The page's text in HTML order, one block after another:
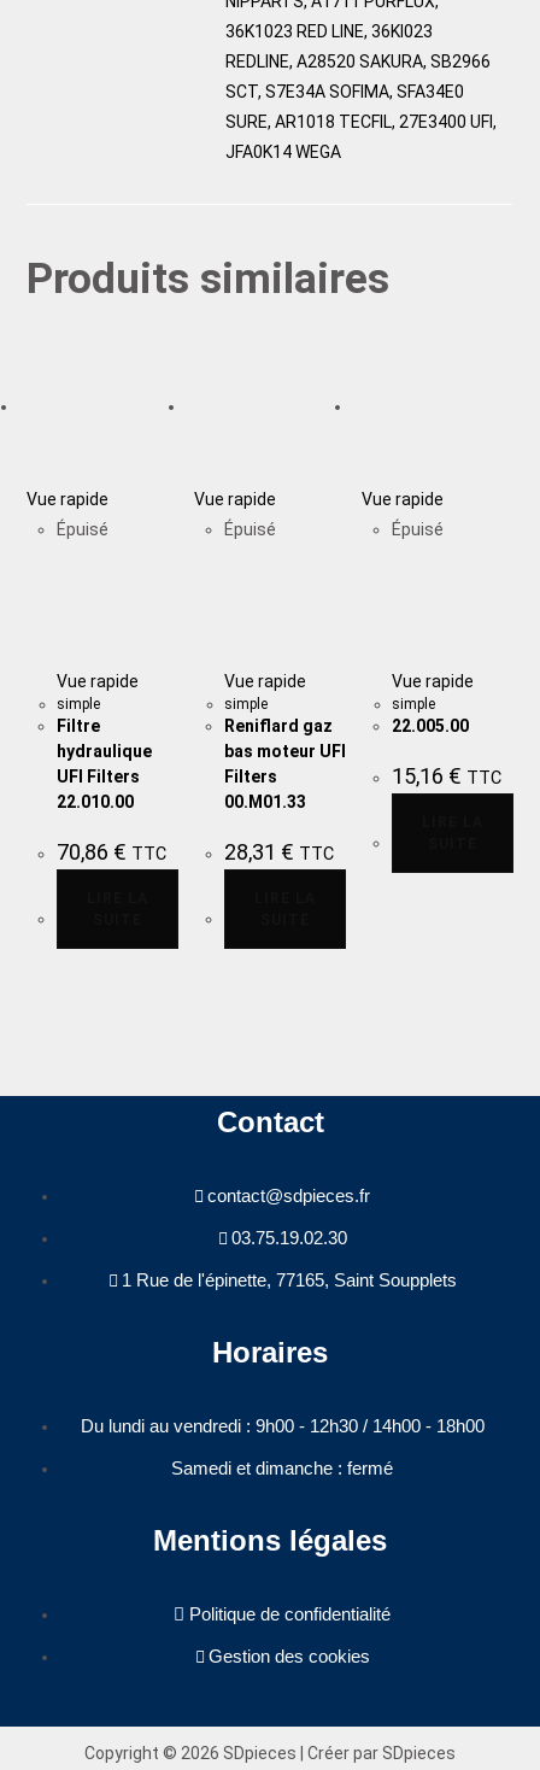
36K1023 RED LINE, 36KI023
REDLINE, A28520 SAKURA, SB2966
SCT, S7E34A SOFIMA, SFA34E0
SURE, AR1018 TECFIL, 27E3400 UFI,
JFA0K14 WEGA
Produits similaires
Vue rapide
Épuisé
Vue rapide
simple
Filtre
hydraulique
UFI Filters
22.010.00
70,86 € TTC
Vue rapide
Épuisé
Vue rapide
simple
Reniflard gaz
bas moteur UFI
Filters
00.M01.33
28,31 € TTC
Vue rapide
Épuisé
Vue rapide
simple
22.005.00
15,16 € TTC
Contact
contact@sdpieces.fr
03.75.19.02.30
1 Rue de l'épinette, 77165, Saint Soupplets
Horaires
Du lundi au vendredi : 9h00 - 12h30 / 14h00 - 18h00​
Samedi et dimanche : fermé
Mentions légales
Politique de confidentialité
Gestion des cookies
Copyright © 2026 SDpieces | Créer par SDpieces